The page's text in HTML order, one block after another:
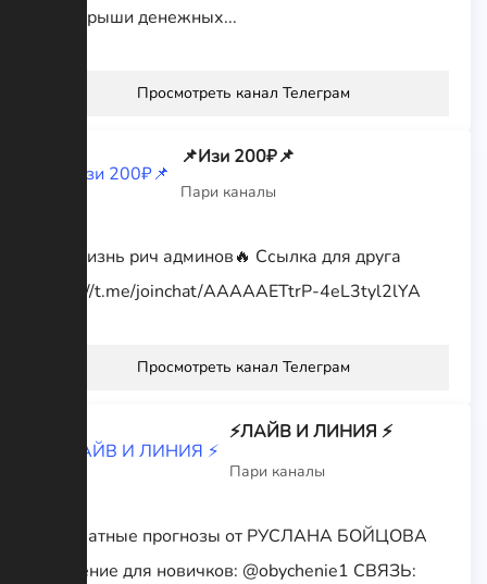
розыгрыши денежных...
Просмотреть канал Телеграм
📌Изи 200₽📌
Пари каналы
Вся жизнь рич админов🔥 Ссылка для друга
https://t.me/joinchat/AAAAAETtrP-4eL3tyl2lYA
Просмотреть канал Телеграм
⚡️ЛАЙВ И ЛИНИЯ ⚡️
Пари каналы
Бесплатные прогнозы от РУСЛАНА БОЙЦОВА
Обучение для новичков: @obychenie1 СВЯЗЬ: